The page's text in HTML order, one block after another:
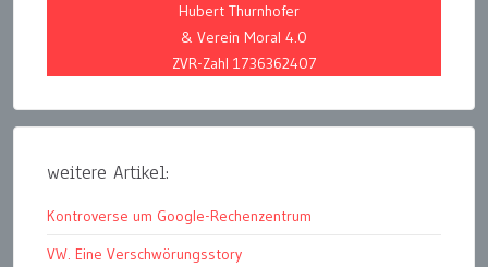
Hubert Thurnhofer
& Verein Moral 4.0
ZVR-Zahl 1736362407
weitere Artikel:
Kontroverse um Google-Rechenzentrum
VW. Eine Verschwörungsstory